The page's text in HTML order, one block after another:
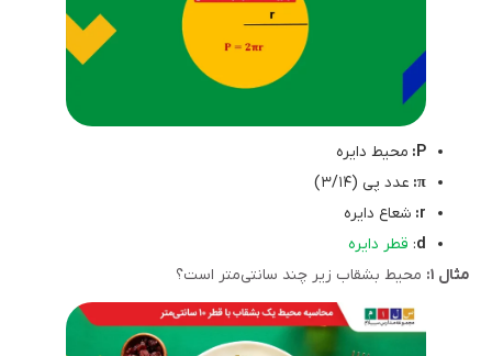
P: محیط دایره
π: عدد پی (۳/۱۴)
r: شعاع دایره
d
: قطر دایره
مثال ۱:
محیط بشقاب زیر چند سانتی‌متر است؟